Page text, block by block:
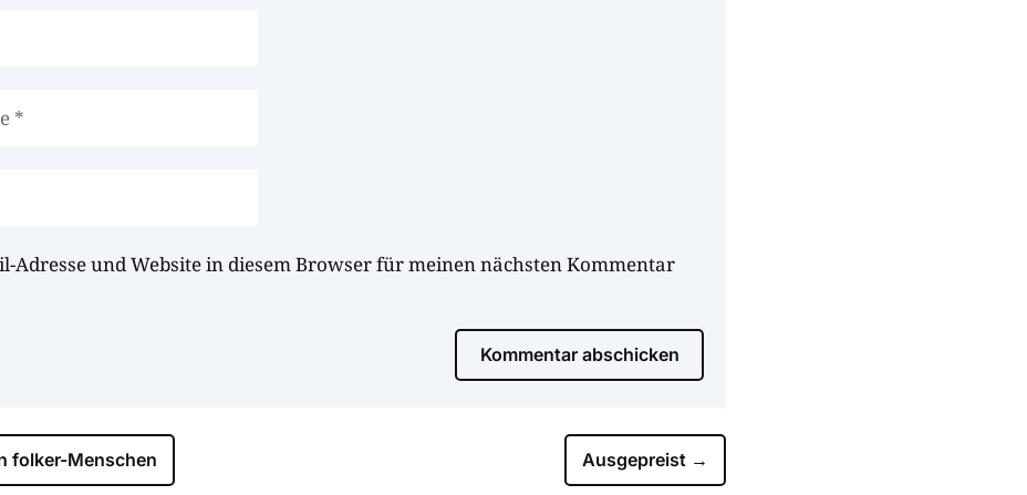
Adresse und Website in diesem Browser für meinen nächsten Kommentar
Kommentar abschicken
folker-Menschen Ausgepreist →